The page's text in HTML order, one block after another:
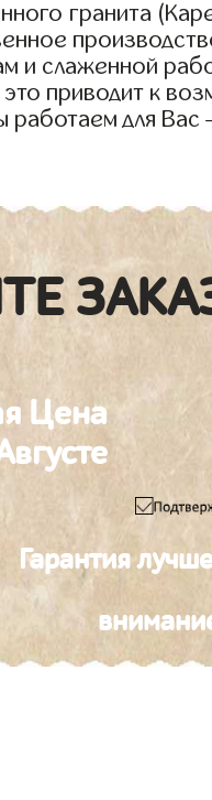
гранита
и слаженной
приводит к
работаем для
Цена
Гарантия